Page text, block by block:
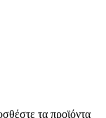
τα προϊόντα